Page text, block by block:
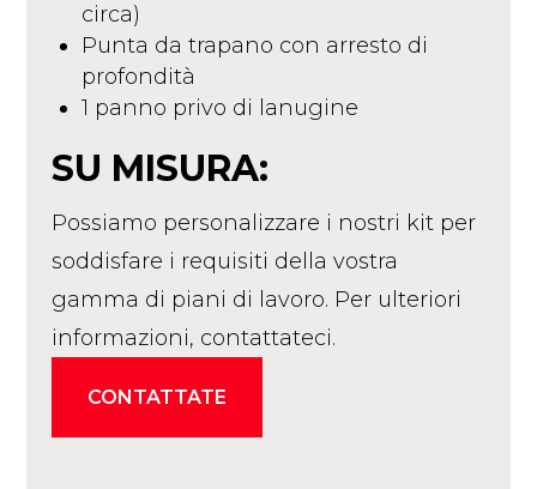
circa)
Punta da trapano con arresto di
profondità
1 panno privo di lanugine
SU MISURA:
Possiamo personalizzare i nostri kit per
soddisfare i requisiti della vostra
gamma di piani di lavoro. Per ulteriori
informazioni, contattateci.
CONTATTATE